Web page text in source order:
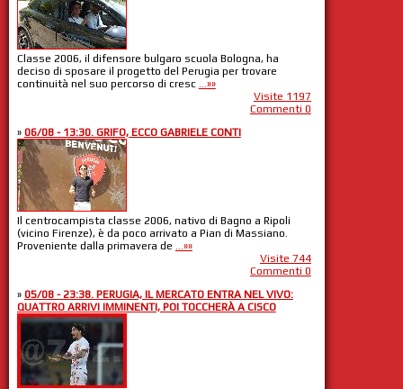
Classe 2006, il difensore bulgaro scuola Bologna, ha
deciso di sposare il progetto del Perugia per trovare
continuità nel suo percorso di cresc ...»»
Visite 1197
Commenti 0
» 06/08 - 13:30. GRIFO, ECCO GABRIELE CONTI
Il centrocampista classe 2006, nativo di Bagno a Ripoli
(vicino Firenze), è da poco arrivato a Pian di Massiano.
Proveniente dalla primavera de ...»»
Visite 744
Commenti 0
» 05/08 - 23:38. PERUGIA, IL MERCATO ENTRA NEL VIVO:
QUATTRO ARRIVI IMMINENTI, POI TOCCHERÀ A CISCO